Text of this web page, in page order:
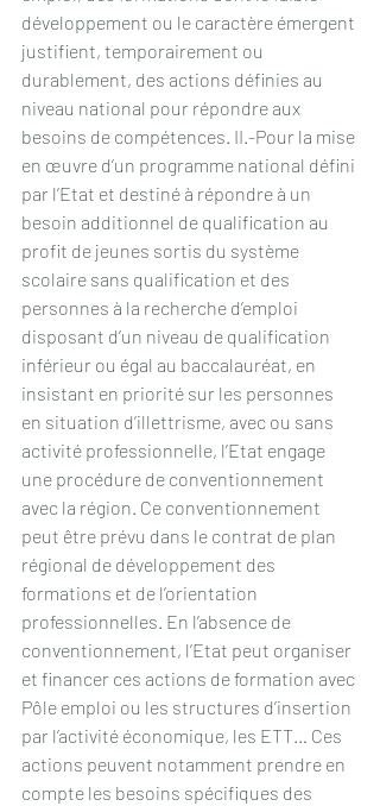
développement ou le caractère émergent
justifient, temporairement ou
durablement, des actions définies au
niveau national pour répondre aux
besoins de compétences. II.-Pour la mise
en œuvre d’un programme national défini
par l’Etat et destiné à répondre à un
besoin additionnel de qualification au
profit de jeunes sortis du système
scolaire sans qualification et des
personnes à la recherche d’emploi
disposant d’un niveau de qualification
inférieur ou égal au baccalauréat, en
insistant en priorité sur les personnes
en situation d’illettrisme, avec ou sans
activité professionnelle, l’Etat engage
une procédure de conventionnement
avec la région. Ce conventionnement
peut être prévu dans le contrat de plan
régional de développement des
formations et de l’orientation
professionnelles. En l’absence de
conventionnement, l’Etat peut organiser
et financer ces actions de formation avec
Pôle emploi ou les structures d’insertion
par l’activité économique, les ETT… Ces
actions peuvent notamment prendre en
compte les besoins spécifiques des